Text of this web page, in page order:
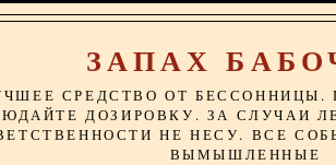
ЗАПАХ
СРЕДСТВО ОТ БЕССОННИЦЫ.
ДОЗИРОВКУ. ЗА СЛУЧАИ
НЕ НЕСУ. ВСЕ
ВЫМЫШЛЕННЫЕ